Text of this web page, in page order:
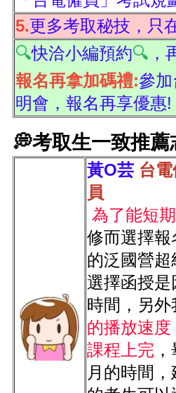
5.更多考取秘技，只
🔍快洽小編預約🔍 ，
報名再拿加碼禮:參
明會，報名再享優惠!
💭考取生一致推
黃O芸 台電
員
為了能短
修而選擇
的泛國營
選擇函授是
時間，另外
的播放速度
課程上完，
月的時間